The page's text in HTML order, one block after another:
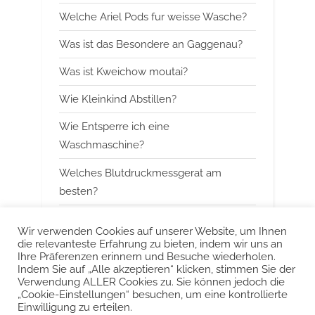
Welche Ariel Pods fur weisse Wasche?
Was ist das Besondere an Gaggenau?
Was ist Kweichow moutai?
Wie Kleinkind Abstillen?
Wie Entsperre ich eine
Waschmaschine?
Welches Blutdruckmessgerat am
besten?
Kann man Arbeitsspeicher kombinieren?
Was ist das Besondere an Smeg?
Wir verwenden Cookies auf unserer Website, um Ihnen
die relevanteste Erfahrung zu bieten, indem wir uns an
Ihre Präferenzen erinnern und Besuche wiederholen.
Indem Sie auf „Alle akzeptieren“ klicken, stimmen Sie der
Verwendung ALLER Cookies zu. Sie können jedoch die
„Cookie-Einstellungen“ besuchen, um eine kontrollierte
Einwilligung zu erteilen.